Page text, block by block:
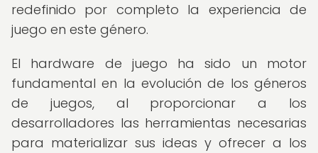
redefinido por completo la experiencia de
juego en este género.
El hardware de juego ha sido un motor
fundamental en la evolución de los géneros
de juegos, al proporcionar a los
desarrolladores las herramientas necesarias
para materializar sus ideas y ofrecer a los